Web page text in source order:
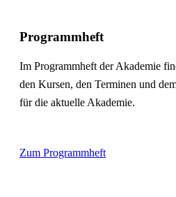
Programmheft
Im Programmheft der Akademie
den Kursen, den Terminen und
für die aktuelle Akademie.
Zum Programmheft